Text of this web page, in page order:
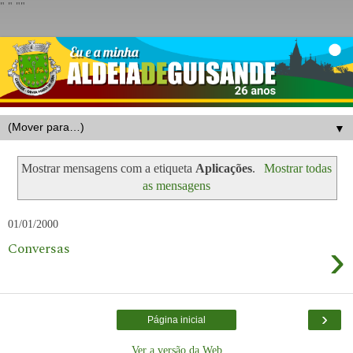
" " ""
▼
Mostrar mensagens com a etiqueta Aplicações.
Mostrar todas
as mensagens
01/01/2000
Conversas ›
›
Página inicial
Ver a versão da Web